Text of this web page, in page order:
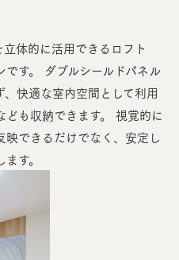
体的に活用できるロフト
す。 ダブルシールドパネル
快適な室内空間として利用
も収納できます。 視覚的に
できるだけでなく、安定し
す。